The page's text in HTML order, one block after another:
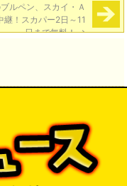
ルペン、スカイ・Ａ
継！スカパー2日～11
日まで無料！→